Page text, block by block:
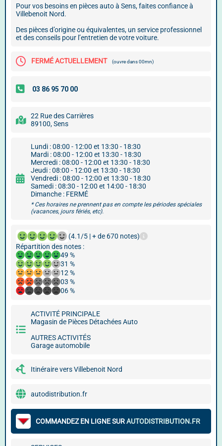
Pour vos besoins en pièces auto à Sens, faites confiance à
Villebenoit Nord.
Des pièces d’origine ou équivalentes, un service professionnel
et des conseils pour l’entretien de votre voiture.
FERMÉ ACTUELLEMENT (ouvre dans 00mn)
22 Rue des Carrières
89100, Sens
Lundi : 08:00 - 12:00 et 13:30 - 18:30
Mardi : 08:00 - 12:00 et 13:30 - 18:30
Mercredi : 08:00 - 12:00 et 13:30 - 18:30
Jeudi : 08:00 - 12:00 et 13:30 - 18:30
Vendredi : 08:00 - 12:00 et 13:30 - 18:30
Samedi : 08:30 - 12:00 et 14:00 - 18:30
Dimanche : FERMÉ
* Ces horaires ne prennent pas en compte les périodes spéciales
(vacances, jours fériés, etc).
(4.1/5 | + de 670 notes)
Répartition des notes :
49 %
31 %
12 %
03 %
06 %
ACTIVITÉ PRINCIPALE
Magasin de Pièces Détachées Auto
AUTRES ACTIVITÉS
Garage automobile
Itinéraire vers Villebenoit Nord
autodistribution.fr
COMMANDEZ EN LIGNE SURAUTODISTRIBUTION.FR